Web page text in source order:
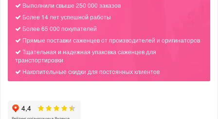
Выполнили свыше 250 000 заказов
Более 14 лет успешной работы
Более 65 000 покупателей
Прямые поставки саженцев от производителей и оригинаторов
Тщательная и надежная упаковка саженцев для
транспортировки
Накопительные скидки для постоянных клиентов